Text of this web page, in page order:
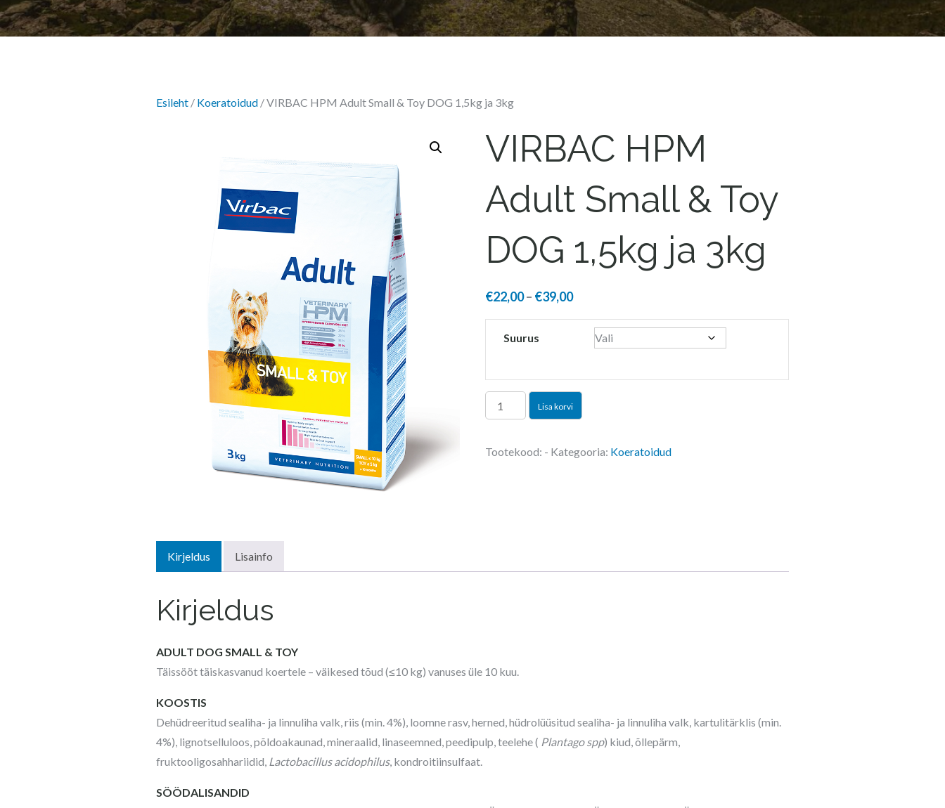
Esileht / Koeratoidud / VIRBAC HPM Adult Small & Toy DOG 1,5kg ja 3kg
VIRBAC HPM
Adult Small & Toy
DOG 1,5kg ja 3kg
€22,00– €39,00Price
range:
€22,00
Suurus
VIRBAC
HPM
Small
Lisa korvi
Tootekood: - Kategooria: Koeratoidud
Kirjeldus Lisainfo
Kirjeldus
ADULT DOG SMALL & TOY
Täissööt täiskasvanud koertele – väikesed tõud (≤10 kg) vanuses üle 10 kuu.
KOOSTIS
Dehüdreeritud sealiha- ja linnuliha valk, riis (min. 4%), loomne rasv, herned, hüdrolüüsitud sealiha- ja linnuliha valk, kartulitärklis (min.
4%), lignotselluloos, põldoakaunad, mineraalid, linaseemned, peedipulp, teelehe ( Plantago spp) kiud, õllepärm,
fruktooligosahhariidid, Lactobacillus acidophilus, kondroitiinsulfaat.
SÖÖDALISANDID